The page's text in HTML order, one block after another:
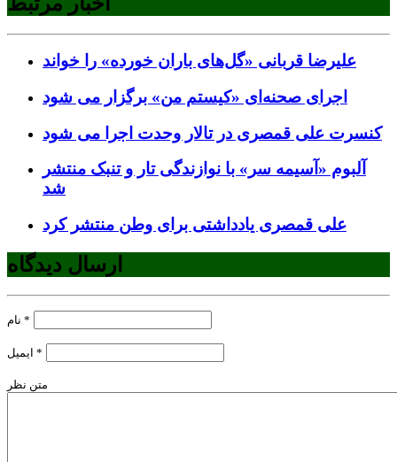
علیرضا قربانی «گل‌های باران خورده» را خواند
اجرای صحنه‌ای «کیستم من» برگزار می شود
کنسرت علی قمصری در تالار وحدت اجرا می شود
آلبوم «آسیمه سر» با نوازندگی تار و تنبک منتشر
شد
علی قمصری یادداشتی برای وطن منتشر کرد
ارسال دیدگاه
*
*
متن نظر